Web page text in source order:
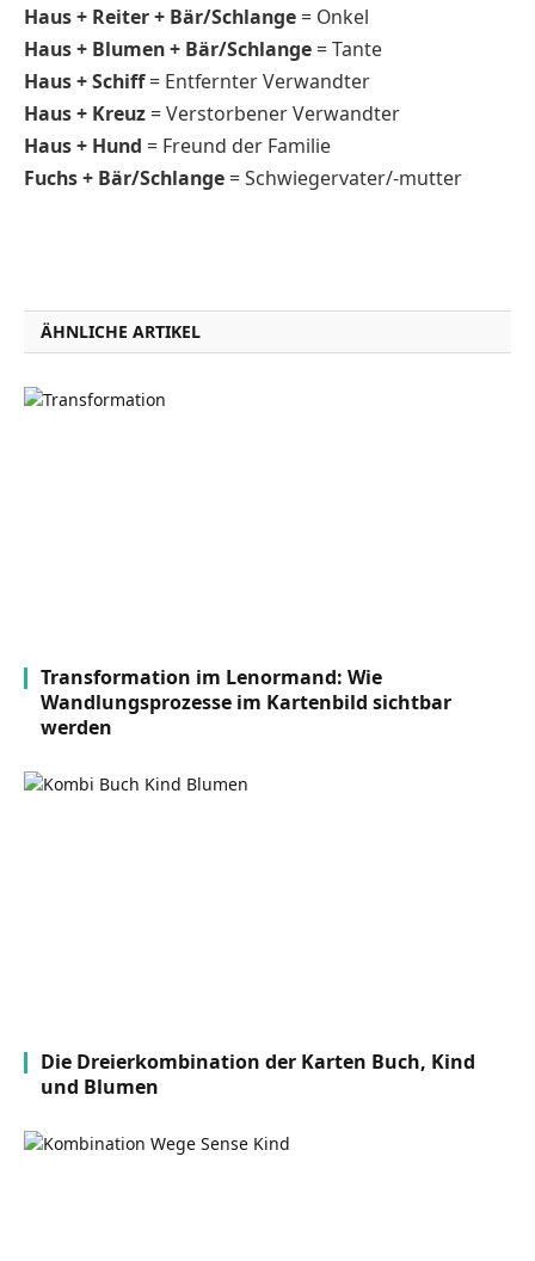
Haus + Reiter + Bär/Schlange = Onkel
Haus + Blumen + Bär/Schlange = Tante
Haus + Schiff= Entfernter Verwandter
Haus + Kreuz = Verstorbener Verwandter
Haus + Hund = Freund der Familie
Fuchs + Bär/Schlange = Schwiegervater/-mutter
ÄHNLICHE ARTIKEL
Transformation im Lenormand: Wie
Wandlungsprozesse im Kartenbild sichtbar
werden
Die Dreierkombination der Karten Buch, Kind
und Blumen